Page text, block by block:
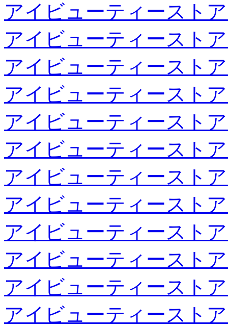
アイビューティースト
アイビューティースト
アイビューティースト
アイビューティースト
アイビューティースト
アイビューティースト
アイビューティースト
アイビューティースト
アイビューティースト
アイビューティースト
アイビューティースト
アイビューティースト